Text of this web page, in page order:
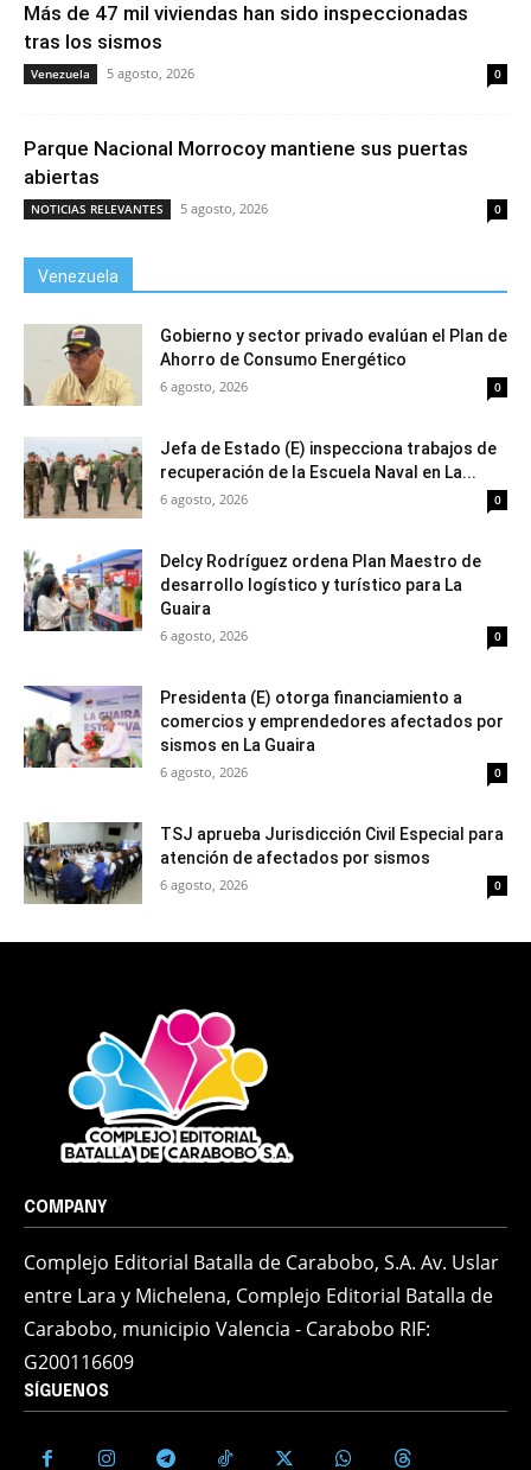
Más de 47 mil viviendas han sido inspeccionadas
tras los sismos
Venezuela 5 agosto, 2026 0
Parque Nacional Morrocoy mantiene sus puertas
abiertas
NOTICIAS RELEVANTES 5 agosto, 2026 0
Venezuela
Gobierno y sector privado evalúan el Plan de
Ahorro de Consumo Energético
6 agosto, 2026 0
Jefa de Estado (E) inspecciona trabajos de
recuperación de la Escuela Naval en La...
6 agosto, 2026 0
Delcy Rodríguez ordena Plan Maestro de
desarrollo logístico y turístico para La
Guaira
6 agosto, 2026 0
Presidenta (E) otorga financiamiento a
comercios y emprendedores afectados por
sismos en La Guaira
6 agosto, 2026 0
TSJ aprueba Jurisdicción Civil Especial para
atención de afectados por sismos
6 agosto, 2026 0
COMPANY
Complejo Editorial Batalla de Carabobo, S.A. Av. Uslar
entre Lara y Michelena, Complejo Editorial Batalla de
Carabobo, municipio Valencia - Carabobo RIF:
G200116609
SÍGUENOS